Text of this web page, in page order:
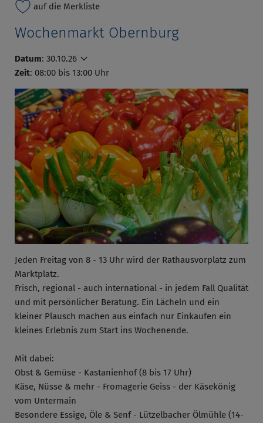
auf die Merkliste
Wochenmarkt Obernburg
Datum: 30.10.26
Zeit: 08:00 bis 13:00 Uhr
Jeden Freitag von 8 - 13 Uhr wird der Rathausvorplatz zum
Marktplatz.
Frisch, regional - auch international - in jedem Fall Qualität
und mit persönlicher Beratung. Ein Lächeln und ein
kleiner Plausch machen aus einfach nur Einkaufen ein
kleines Erlebnis zum Start ins Wochenende.
Mit dabei:
Obst & Gemüse - Kastanienhof (8 bis 17 Uhr)
Käse, Nüsse & mehr - Fromagerie Geiss - der Käsekönig
vom Untermain
Besondere Essige, Öle & Senf - Lützelbacher Ölmühle (14-